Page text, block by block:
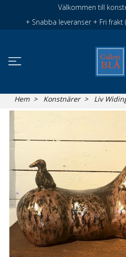
Välkommen till
+ Snabba leveranser + Fri frakt
Hem Konstnärer Liv